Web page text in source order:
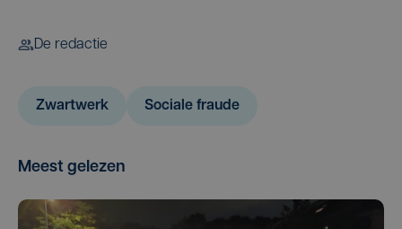
De redactie
Zwartwerk Sociale fraude
Meest gelezen